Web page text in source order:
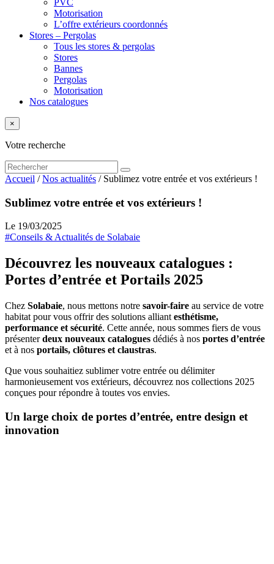
PVC
Motorisation
L’offre extérieurs coordonnés
Stores – Pergolas
Tous les stores & pergolas
Stores
Bannes
Pergolas
Motorisation
Nos catalogues
×
Votre recherche
Accueil /Nos actualités / Sublimez votre entrée et vos extérieurs !
Sublimez votre entrée et vos extérieurs !
Le 19/03/2025
#Conseils & Actualités de Solabaie
Découvrez les nouveaux catalogues :
Portes d’entrée et Portails 2025
Chez Solabaie, nous mettons notre savoir-faire au service de votre
habitat pour vous offrir des solutions alliant esthétisme,
performance et sécurité. Cette année, nous sommes fiers de vous
présenterdeux nouveaux catalogues dédiés à nos portes d’entrée
et à nos portails, clôtures et claustras.
Que vous souhaitiez sublimer votre entrée ou délimiter
harmonieusement vos extérieurs, découvrez nos collections 2025
conçues pour répondre à toutes vos envies.
Un large choix de portes d’entrée, entre design et
innovation